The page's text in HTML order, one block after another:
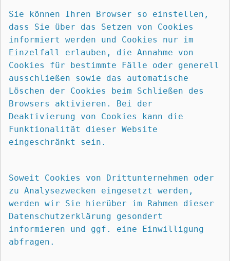
Sie können Ihren Browser so einstellen,
dass Sie über das Setzen von Cookies
informiert werden und Cookies nur im
Einzelfall erlauben, die Annahme von
Cookies für bestimmte Fälle oder generell
ausschließen sowie das automatische
Löschen der Cookies beim Schließen des
Browsers aktivieren. Bei der
Deaktivierung von Cookies kann die
Funktionalität dieser Website
eingeschränkt sein.
Soweit Cookies von Drittunternehmen oder
zu Analysezwecken eingesetzt werden,
werden wir Sie hierüber im Rahmen dieser
Datenschutzerklärung gesondert
informieren und ggf. eine Einwilligung
abfragen.